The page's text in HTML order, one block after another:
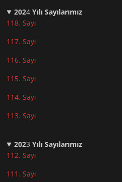
2024Yılı Sayılarımız
118. Sayı
117. Sayı
116. Sayı
115. Sayı
114. Sayı
113. Sayı
2023Yılı Sayılarımız
112. Sayı
111. Sayı